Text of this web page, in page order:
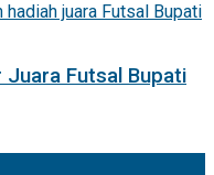
Juara Futsal Bupati